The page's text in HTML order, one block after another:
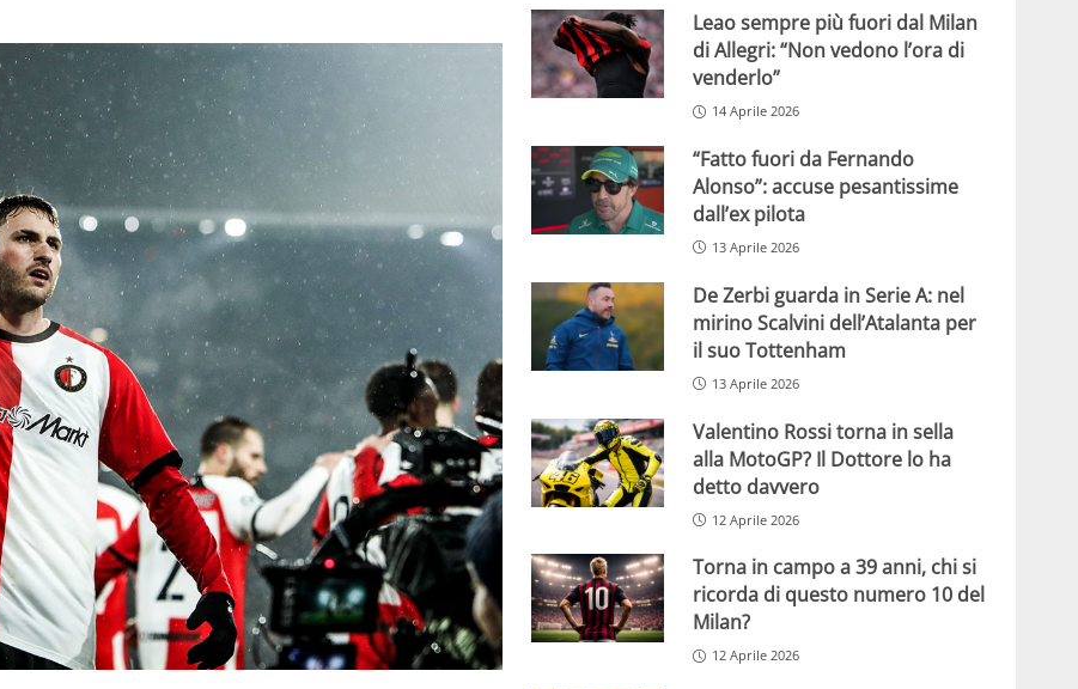
Leao sempre più fuori dal Milan
di Allegri: “Non vedono l’ora di
venderlo”
14 Aprile 2026
“Fatto fuori da Fernando
Alonso”: accuse pesantissime
dall’ex pilota
13 Aprile 2026
De Zerbi guarda in Serie A: nel
mirino Scalvini dell’Atalanta per
il suo Tottenham
13 Aprile 2026
Valentino Rossi torna in sella
alla MotoGP? Il Dottore lo ha
detto davvero
12 Aprile 2026
Torna in campo a 39 anni, chi si
ricorda di questo numero 10 del
Milan?
12 Aprile 2026